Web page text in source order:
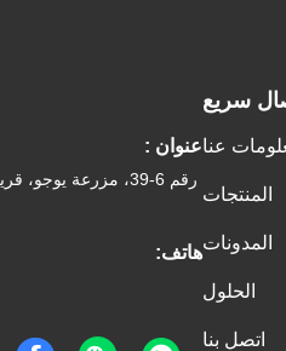
سريع
عنا
المنتجات
المدونات
الحلول
اتصل بنا
عنوان :
هاتف: